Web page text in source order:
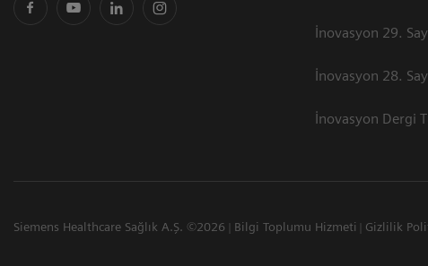
İnovasyon 29.
İnovasyon 28.
İnovasyon Dergi
Siemens Healthcare Sağlık A.Ş. ©2026 Bilgi Toplumu Hizmeti Gizlilik